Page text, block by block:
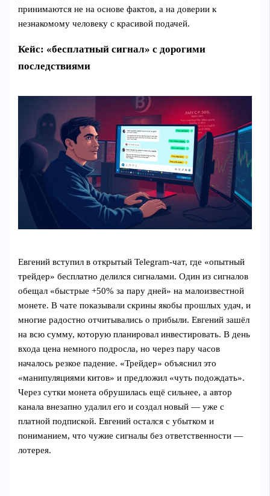
принимаются не на основе фактов, а на доверии к
незнакомому человеку с красивой подачей.
Кейс: «бесплатный сигнал» с дорогими
последствиями
Евгений вступил в открытый Telegram‑чат, где «опытный
трейдер» бесплатно делился сигналами. Один из сигналов
обещал «быстрые +50% за пару дней» на малоизвестной
монете. В чате показывали скрины якобы прошлых удач, и
многие радостно отчитывались о прибыли. Евгений зашёл
на всю сумму, которую планировал инвестировать. В день
входа цена немного подросла, но через пару часов
началось резкое падение. «Трейдер» объяснил это
«манипуляциями китов» и предложил «чуть подождать».
Через сутки монета обрушилась ещё сильнее, а автор
канала внезапно удалил его и создал новый — уже с
платной подпиской. Евгений остался с убытком и
пониманием, что чужие сигналы без ответственности —
лотерея.